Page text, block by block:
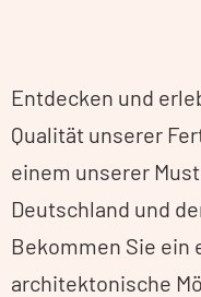
Entdecken und
Qualität unserer
einem unserer
Deutschland und
Bekommen Sie ein
architektonische